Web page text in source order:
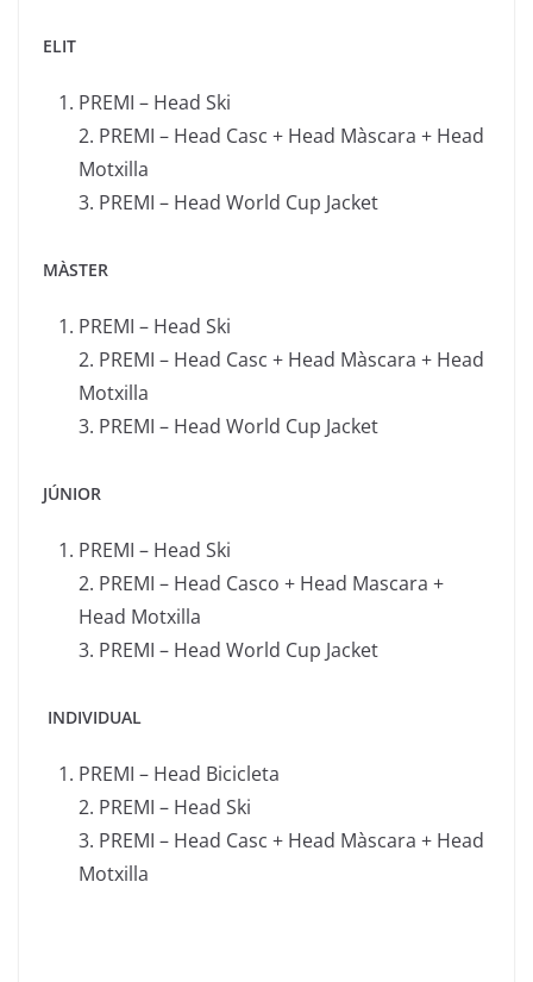
ELIT
PREMI – Head Ski
2. PREMI – Head Casc + Head Màscara + Head
Motxilla
3. PREMI – Head World Cup Jacket
MÀSTER
PREMI – Head Ski
2. PREMI – Head Casc + Head Màscara + Head
Motxilla
3. PREMI – Head World Cup Jacket
JÚNIOR
PREMI – Head Ski
2. PREMI – Head Casco + Head Mascara +
Head Motxilla
3. PREMI – Head World Cup Jacket
INDIVIDUAL
PREMI – Head Bicicleta
2. PREMI – Head Ski
3. PREMI – Head Casc + Head Màscara + Head
Motxilla